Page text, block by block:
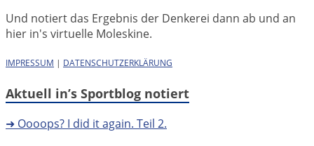
Und notiert das Ergebnis der Denkerei dann ab und an
hier in's virtuelle Moleskine.
IMPRESSUM | DATENSCHUTZERKLÄRUNG
Aktuell in’s Sportblog notiert
➜ Oooops? I did it again. Teil 2.